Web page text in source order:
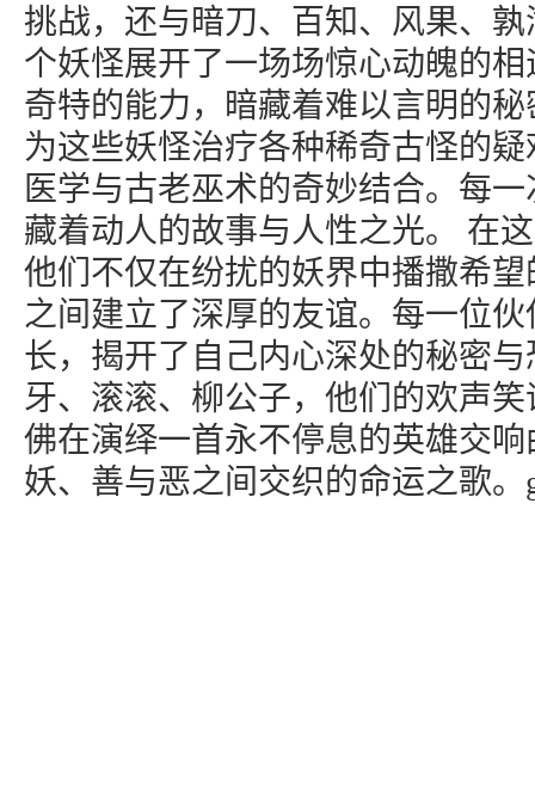
挑战，还与暗刀、百知、风果、
个妖怪展开了一场场惊心动魄的
奇特的能力，暗藏着难以言明的
为这些妖怪治疗各种稀奇古怪的
医学与古老巫术的奇妙结合。每
藏着动人的故事与人性之光。 在
他们不仅在纷扰的妖界中播撒希
之间建立了深厚的友谊。每一位
长，揭开了自己内心深处的秘密
牙、滚滚、柳公子，他们的欢声
佛在演绎一首永不停息的英雄交
妖、善与恶之间交织的命运之歌。